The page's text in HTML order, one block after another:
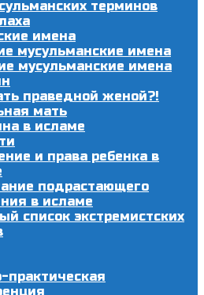
терминов
имена
мусульманские имена
мусульманские имена
праведной женой?!
мать
в исламе
и права ребенка в
подрастающего
в исламе
список экстремистских
практическая